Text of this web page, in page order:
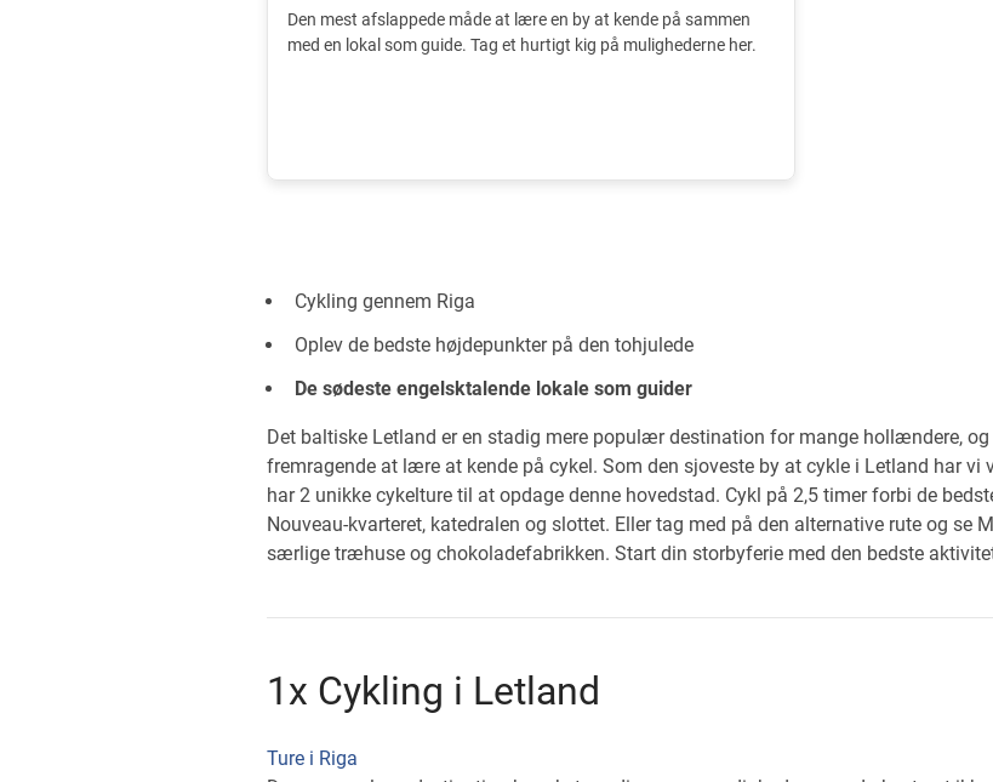
Den mest afslappede måde at lære en by at kende på sammen
med en lokal som guide. Tag et hurtigt kig på mulighederne her.
Cykling gennem Riga
Oplev de bedste højdepunkter på den tohjulede
De sødeste engelsktalende lokale som guider
Det baltiske Letland er en stadig mere populær destination for mange hollændere,
fremragende at lære at kende på cykel. Som den sjoveste by at cykle i Letland har vi
har 2 unikke cykelture til at opdage denne hovedstad. Cykl på 2,5 timer forbi de
Nouveau-kvarteret, katedralen og slottet. Eller tag med på den alternative rute og se
særlige træhuse og chokoladefabrikken. Start din storbyferie med den bedste
1x Cykling i Letland
Ture i Riga